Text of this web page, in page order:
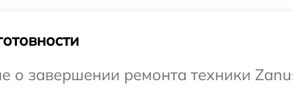
о завершении ремонта техники